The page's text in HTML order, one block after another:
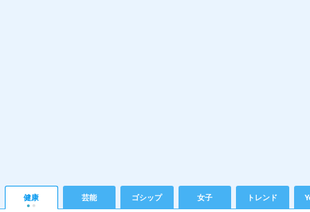
健康 芸能 ゴシップ 女子 トレンド